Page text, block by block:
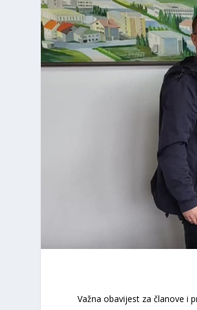
Važna obavijest za članove i